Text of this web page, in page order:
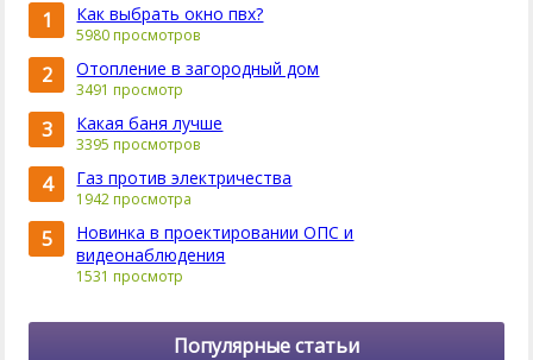
1 Как выбрать окно пвх?
5980 просмотров
2 Отопление в загородный дом
3491 просмотр
3 Какая баня лучше
3395 просмотров
4 Газ против электричества
1942 просмотра
5
Новинка в проектировании ОПС и
видеонаблюдения
1531 просмотр
Популярные статьи